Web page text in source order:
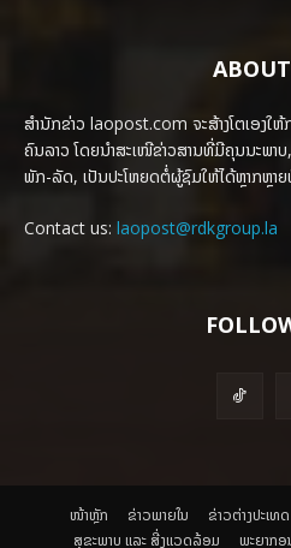
ສຳນັກຂ່າວ laopost.com ຈະສ້າງໂຕເອງໃ
ຄົນລາວ ໂດຍນຳສະເໜີຂ່າວສານທີ່ມີຄຸນນະພາ
ພັກ-ລັດ, ເປັນປະໂຫຍດຕໍ່ຜູ້ຊົມໃຫ້ໄດ້ຫຼາກຫຼາ
Contact us: laopost@rdkgroup.la
ໜ້າຫຼັກ ຂ່າວພາຍ​ໃນ ຂ່າວຕ່າງປະເທດ
ສຸຂະພາບ ແລະ ສີ່ງແວດລ້ອມ
ພະຍາກອ